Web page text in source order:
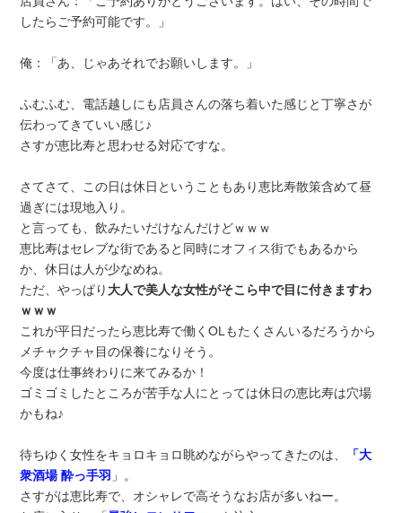
したらご予約可能です。」
俺：「あ、じゃあそれでお願いします。」
ふむふむ、電話越しにも店員さんの落ち着いた感じと丁寧さが
伝わってきていい感じ♪
さすが恵比寿と思わせる対応ですな。
さてさて、この日は休日ということもあり恵比寿散策含めて昼
過ぎには現地入り。
と言っても、飲みたいだけなんだけどｗｗｗ
恵比寿はセレブな街であると同時にオフィス街でもあるから
か、休日は人が少なめね。
ただ、やっぱり 大人で美人な女性がそこら中で目に付きますわ
ｗｗｗ
これが平日だったら恵比寿で働くOLもたくさんいるだろうから
メチャクチャ目の保養になりそう。
今度は仕事終わりに来てみるか！
ゴミゴミしたところが苦手な人にとっては休日の恵比寿は穴場
かもね♪
待ちゆく女性をキョロキョロ眺めながらやってきたのは、
「大
衆酒場 酔っ手羽 」。
さすがは恵比寿で、オシャレで高そうなお店が多いねー。